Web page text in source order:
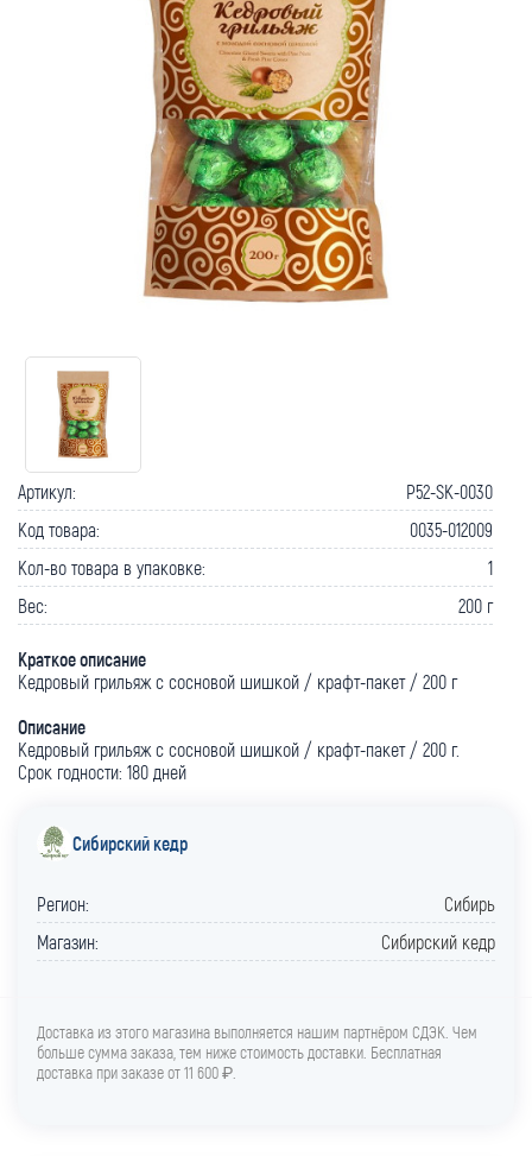
Артикул:
P52-SK-0030
Код товара:
0035-012009
Кол-во товара в упаковке:
1
Вес:
200 г
Краткое описание
Кедровый грильяж с сосновой шишкой / крафт-пакет / 200 г
Описание
Кедровый грильяж с сосновой шишкой / крафт-пакет / 200 г.
Срок годности: 180 дней
Сибирский кедр
Регион:
Сибирь
Магазин:
Сибирский кедр
Доставка из этого магазина выполняется нашим партнёром СДЭК. Чем
больше сумма заказа, тем ниже стоимость доставки. Бесплатная
доставка при заказе от 11 600 ₽.